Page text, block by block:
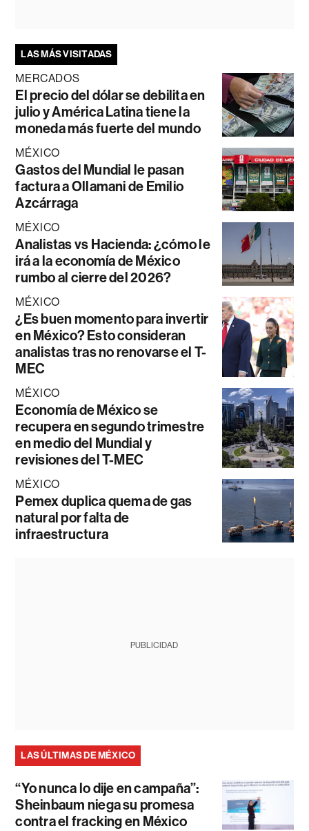
LAS MÁS VISITADAS
MERCADOS
El precio del dólar se debilita en
julio y América Latina tiene la
moneda más fuerte del mundo
MÉXICO
Gastos del Mundial le pasan
factura a Ollamani de Emilio
Azcárraga
MÉXICO
Analistas vs Hacienda: ¿cómo le
irá a la economía de México
rumbo al cierre del 2026?
MÉXICO
¿Es buen momento para invertir
en México? Esto consideran
analistas tras no renovarse el T-
MEC
MÉXICO
Economía de México se
recupera en segundo trimestre
en medio del Mundial y
revisiones del T-MEC
MÉXICO
Pemex duplica quema de gas
natural por falta de
infraestructura
PUBLICIDAD
LAS ÚLTIMAS DE MÉXICO
“Yo nunca lo dije en campaña”:
Sheinbaum niega su promesa
contra el fracking en México